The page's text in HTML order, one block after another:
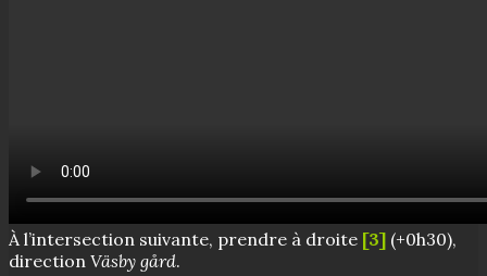
À l’intersection suivante, prendre à droite [3] (+0h30),
direction Väsby gård.